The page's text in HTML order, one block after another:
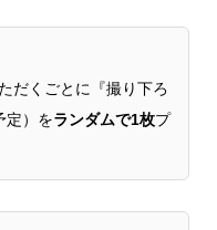
だくごとに『撮り下ろ
定）をランダムで1枚プ